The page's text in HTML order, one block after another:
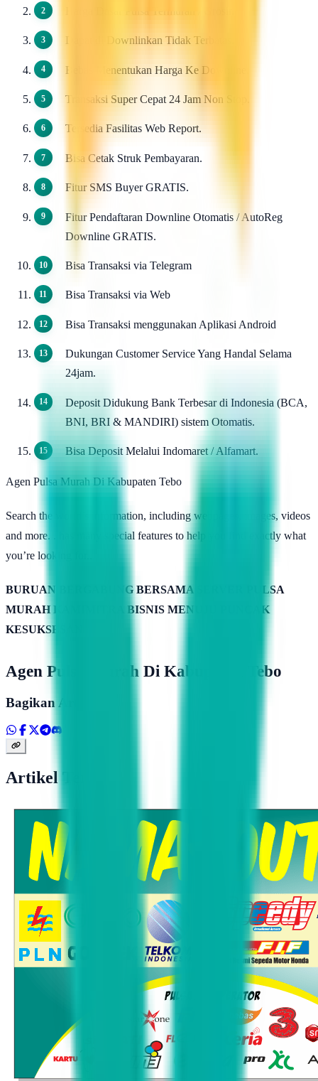
Dapat di Downlinkan Tidak Terbatas.
Bebas Menentukan Harga Ke Downline.
Transaksi Super Cepat 24 Jam Non Stop.
Tersedia Fasilitas Web Report.
Bisa Cetak Struk Pembayaran.
Fitur SMS Buyer GRATIS.
Fitur Pendaftaran Downline Otomatis / AutoReg
Downline GRATIS.
Bisa Transaksi via Telegram
Bisa Transaksi via Web
Bisa Transaksi menggunakan Aplikasi Android
Dukungan Customer Service Yang Handal Selama
24jam.
Deposit Didukung Bank Terbesar di Indonesia (BCA,
BNI, BRI & MANDIRI) sistem Otomatis.
Bisa Deposit Melalui Indomaret / Alfamart.
Agen Pulsa Murah Di Kabupaten Tebo
Search the world’s information, including webpages, images, videos
and more. . has many special features to help you find exactly what
you’re looking for..
BURUAN BERGABUNG BERSAMA SERVER PULSA
MURAH KAMIMITRA BISNIS MENUJU PUNCAK
KESUKSESAN
Agen Pulsa Murah Di Kabupaten Tebo
Bagikan Artikel
Artikel Terkait